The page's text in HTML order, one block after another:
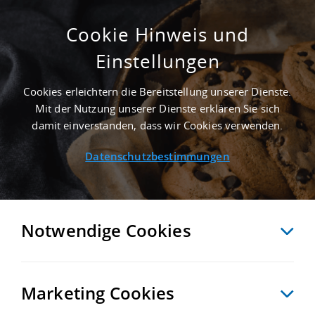
ANGEBOTE IN MANNHEIM
Startseite Angebote in Mannheim
Lagerhallen in
Mannheim und
Umgebung
Unsere Top-Objekte in Mannheim und
Umgebung:
Cookie Hinweis und
Einstellungen
Cookies erleichtern die Bereitstellung unserer Dienste.
Mit der Nutzung unserer Dienste erklären Sie sich
damit einverstanden, dass wir Cookies verwenden.
Datenschutzbestimmungen
Notwendige Cookies
Marketing Cookies